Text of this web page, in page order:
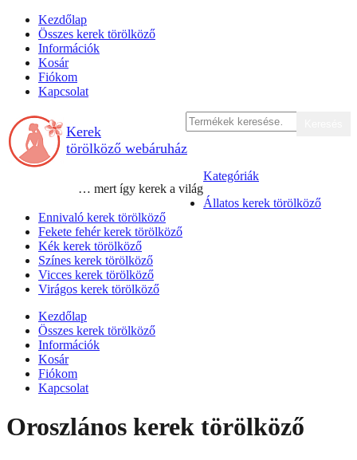
Skip
content
Kezdőlap
Összes kerek törölköző
Információk
Kosár
Fiókom
Kapcsolat
következőre:
Kerek
törölköző webáruház
… mert így kerek a világ
Kategóriák
Állatos kerek törölköző
Ennivaló kerek törölköző
Fekete fehér kerek törölköző
Kék kerek törölköző
Színes kerek törölköző
Vicces kerek törölköző
Virágos kerek törölköző
Kezdőlap
Összes kerek törölköző
Információk
Kosár
Fiókom
Kapcsolat
Oroszlános kerek törölköző